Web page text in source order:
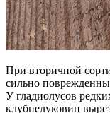
При вторичной
сильно
У гладиолусов
клубнелуковиц